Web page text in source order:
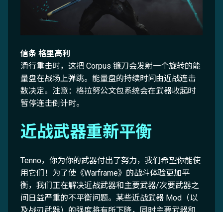
信条 格里高利
滑行重击时，这把 Corpus 镰刀会发射一个旋转的能
量盘在战场上弹跳。能量盘的持续时间由近战连击
数决定。注意：格拉努公文包系统会在武器收起时
暂停连击倒计时。
近战武器重新平衡
Tenno，你为你的武器付出了努力，我们希望你能使
用它们！为了使《Warframe》的战斗体验更加平
衡，我们正在解决近战武器和主要武器/次要武器之
间日益严重的不平衡问题。某些近战武器 Mod（以
及战刃武器）的强度将有所下降，同时主要武器和